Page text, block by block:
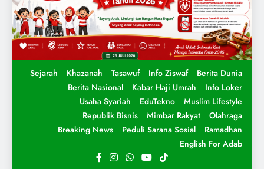
Sejarah Khazanah Tasawuf Info Ziswaf
Berita Dunia
Berita Nasional
Kabar Haji Umrah
Info Loker
Usaha Syariah
EduTekno
Muslim Lifestyle
Republik Bisnis
Mimbar Rakyat
Olahraga
Breaking News
Peduli Sarana Sosial
Ramadhan
English For Adab